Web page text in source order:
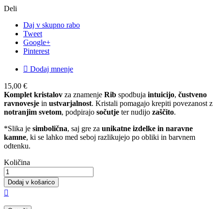
Deli
Daj v skupno rabo
Tweet
Google+
Pinterest
 Dodaj mnenje
15,00 €
Komplet kristalov za znamenje Rib spodbuja intuicijo, čustveno
ravnovesje in ustvarjalnost. Kristali pomagajo krepiti povezanost z
notranjim svetom, podpirajo sočutje ter nudijo zaščito.
*Slika je simbolična, saj gre za unikatne izdelke in naravne
kamne, ki se lahko med seboj razlikujejo po obliki in barvnem
odtenku.
Količina
Dodaj v košarico
